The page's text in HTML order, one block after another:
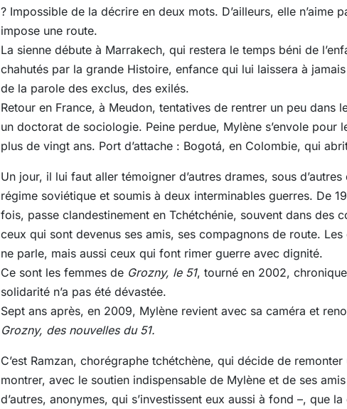
? Impossible de la décrire en deux mots. D’ailleurs, elle n’aime
impose une route.
La sienne débute à Marrakech, qui restera le temps béni de
chahutés par la grande Histoire, enfance qui lui laissera à
de la parole des exclus, des exilés.
Retour en France, à Meudon, tentatives de rentrer un peu dans
un doctorat de sociologie. Peine perdue, Mylène s’envole pour
plus de vingt ans. Port d’attache : Bogotá, en Colombie, qui
Un jour, il lui faut aller témoigner d’autres drames, sous
régime soviétique et soumis à deux interminables guerres. De
fois, passe clandestinement en Tchétchénie, souvent dans des
ceux qui sont devenus ses amis, ses compagnons de route.
ne parle, mais aussi ceux qui font rimer guerre avec dignité.
Ce sont les femmes de Grozny, le 51, tourné en 2002,
solidarité n’a pas été dévastée.
Sept ans après, en 2009, Mylène revient avec sa caméra et
Grozny, des nouvelles du 51.
C’est Ramzan, chorégraphe tchétchène, qui décide de remonter
montrer, avec le soutien indispensable de Mylène et de ses
d’autres, anonymes, qui s’investissent eux aussi à fond –, que